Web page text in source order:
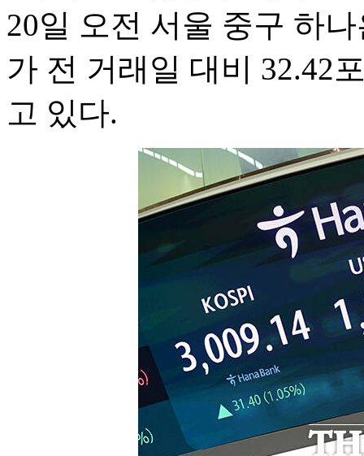
20일 오전 서울 중구 하
가 전 거래일 대비 32.42
고 있다.